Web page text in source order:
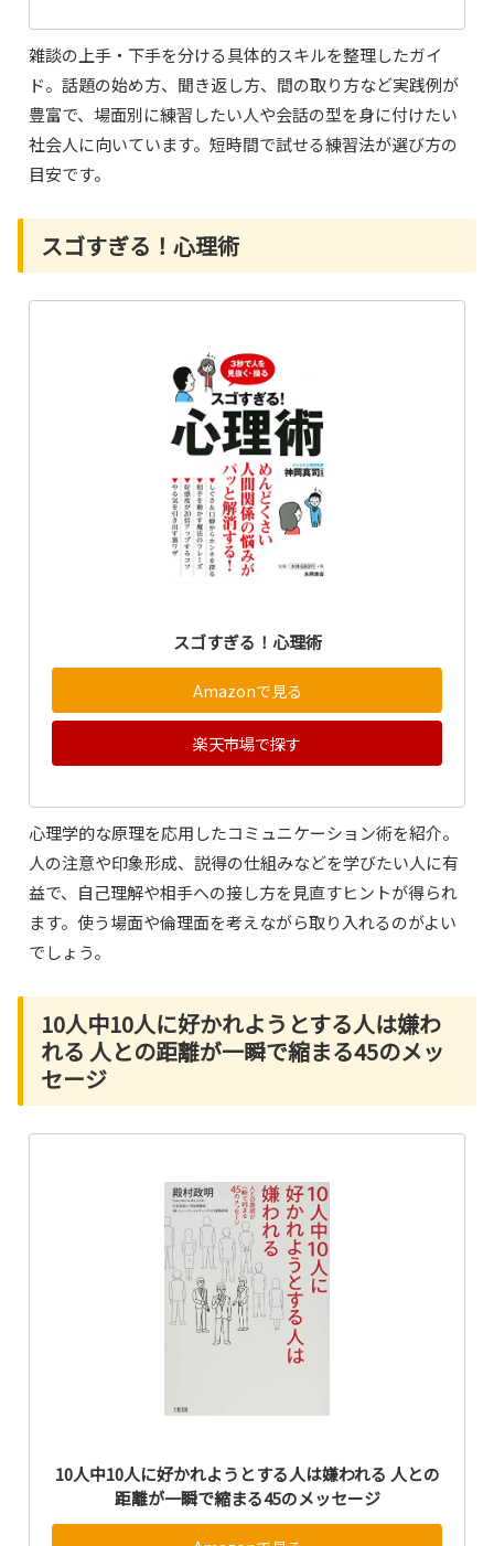
雑談の上手・下手を分ける具体的スキルを整理したガイ
ド。話題の始め方、聞き返し方、間の取り方など実践例が
豊富で、場面別に練習したい人や会話の型を身に付けたい
社会人に向いています。短時間で試せる練習法が選び方の
目安です。
スゴすぎる！心理術
スゴすぎる！心理術
Amazonで見る
楽天市場で探す
心理学的な原理を応用したコミュニケーション術を紹介。
人の注意や印象形成、説得の仕組みなどを学びたい人に有
益で、自己理解や相手への接し方を見直すヒントが得られ
ます。使う場面や倫理面を考えながら取り入れるのがよい
でしょう。
10人中10人に好かれようとする人は嫌わ
れる 人との距離が一瞬で縮まる45のメッ
セージ
10人中10人に好かれようとする人は嫌われる 人との
距離が一瞬で縮まる45のメッセージ